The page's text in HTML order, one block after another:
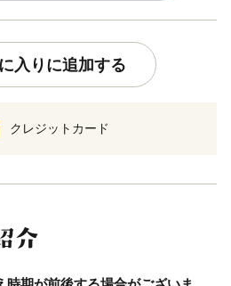
入りに追加する
クレジットカード